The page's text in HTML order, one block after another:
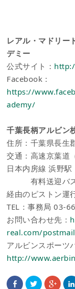
レアル・マドリー
デミー
公式サイト：
Facebook：
https://
ademy/
千葉長柄アルビン
住所：千葉県長生
交通：高速京葉道
日本内房線 浜野駅
有料送迎バス運
経由のピストン運
TEL：事務局 03-
お問い合わせ先：
real.com/
アルビンスポーツ
http://